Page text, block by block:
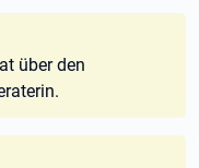
über den